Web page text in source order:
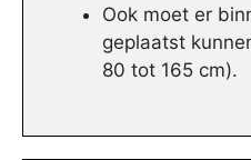
Ook moet er
geplaatst
80 tot 165 cm).